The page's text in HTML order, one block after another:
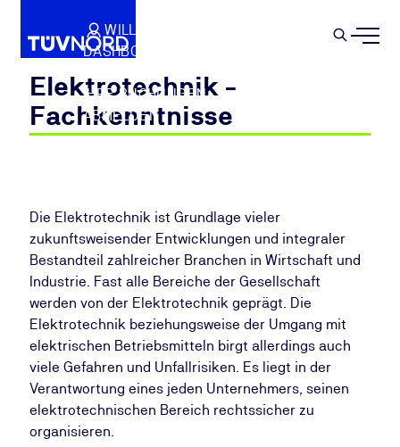
Springe zum Hauptinhalt
WILLKOMMEN
DASHBOARD
IHRE BUCHUNGEN
ABMELDEN
Elektrotechnik -
Fachkenntnisse
Die Elektrotechnik ist Grundlage vieler
zukunftsweisender Entwicklungen und integraler
Bestandteil zahlreicher Branchen in Wirtschaft und
Industrie. Fast alle Bereiche der Gesellschaft
werden von der Elektrotechnik geprägt. Die
Elektrotechnik beziehungsweise der Umgang mit
elektrischen Betriebsmitteln birgt allerdings auch
viele Gefahren und Unfallrisiken. Es liegt in der
Verantwortung eines jeden Unternehmers, seinen
elektrotechnischen Bereich rechtssicher zu
organisieren.